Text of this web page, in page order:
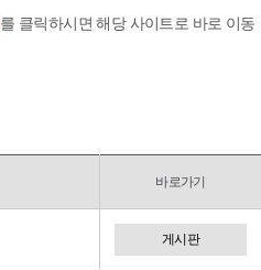
를 클릭하시면 해당 사이트로 바로 이동
바로가기
게시판